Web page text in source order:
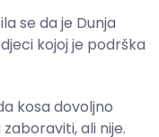
se da je Dunja
kojoj je podrška
kosa dovoljno
ali nije.